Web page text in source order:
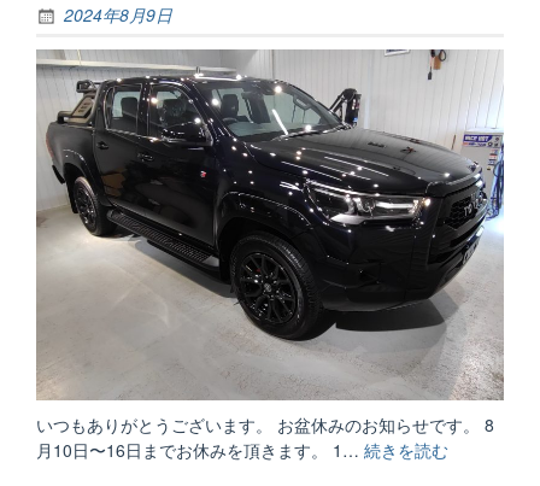
2024年8月9日
いつもありがとうございます。 お盆休みのお知らせです。 8
月10日〜16日までお休みを頂きます。 1… 続きを読む